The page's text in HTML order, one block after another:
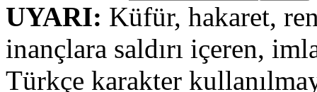
UYARI: Küfür, hakaret,
inançlara saldırı içeren,
Türkçe karakter